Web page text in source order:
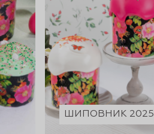
ШИПОВНИК 2025